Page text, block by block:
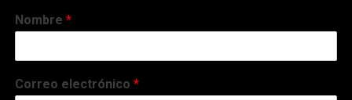
Nombre*
Correo electrónico*